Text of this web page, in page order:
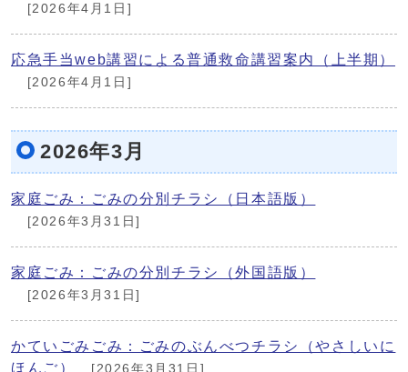
[2026年4月1日]
応急手当web講習による普通救命講習案内（上半期）
[2026年4月1日]
2026年3月
家庭ごみ：ごみの分別チラシ（日本語版）
[2026年3月31日]
家庭ごみ：ごみの分別チラシ（外国語版）
[2026年3月31日]
かていごみごみ：ごみのぶんべつチラシ（やさしいに
ほんご）
[2026年3月31日]